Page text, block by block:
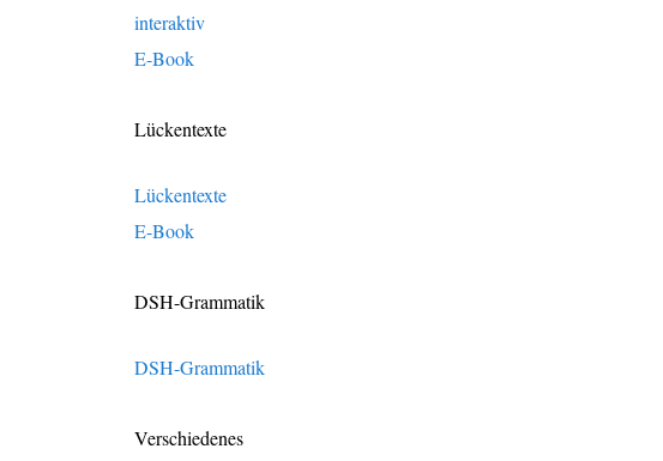
interaktiv
E-Book
Lückentexte
Lückentexte
E-Book
DSH-Grammatik
DSH-Grammatik
Verschiedenes